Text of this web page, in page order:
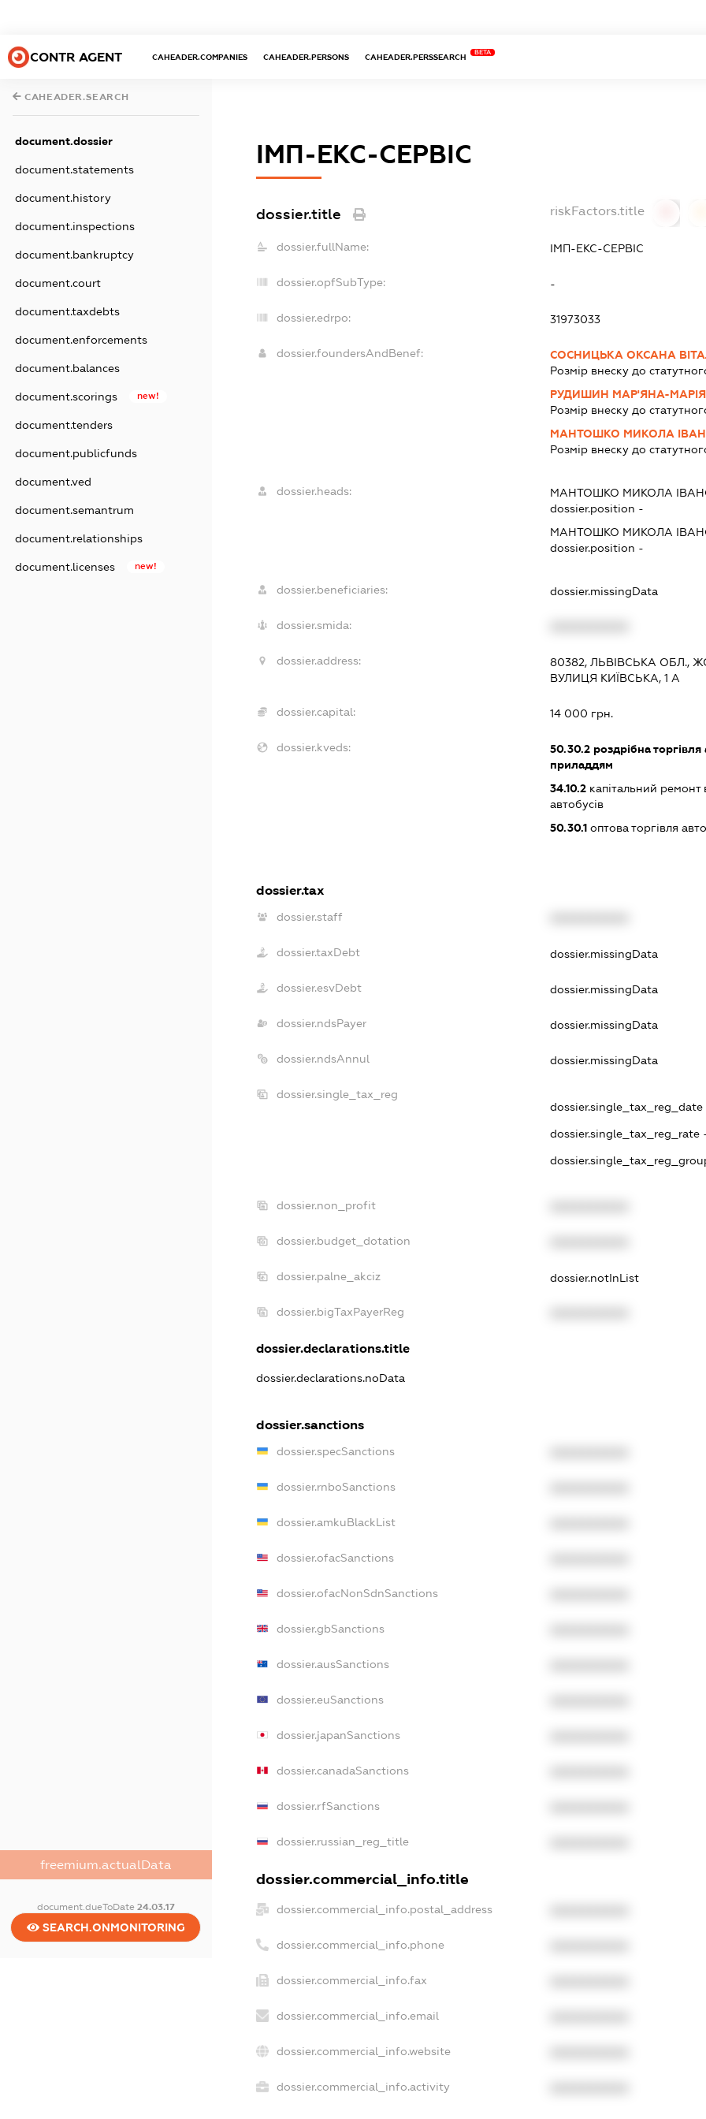
CONTR AGENT CAHEADER.COMPANIES CAHEADER.PERSONS CAHEADER.PERSSEARCH
BETA
CAHEADER.SEARCH
document.dossier
document.statements
document.history
document.inspections
document.bankruptcy
document.court
document.taxdebts
document.enforcements
document.balances
document.scorings new!
document.tenders
document.publicfunds
document.ved
document.semantrum
document.relationships
document.licenses new!
freemium.actualData
document.dueToDate 24.03.17
SEARCH.ONMONITORING
ІМП-ЕКС-СЕРВІС
dossier.title riskFactors.title
dossier.fullName: ІМП-ЕКС-СЕРВІС
dossier.opfSubType: -
dossier.edrpo: 31973033
dossier.foundersAndBenef:
СОСНИЦЬКА ОКСАНА
Розмір внеску до
РУДИШИН МАР'ЯНА-МАРІЯ
Розмір внеску до
МАНТОШКО МИКОЛА
Розмір внеску до
dossier.heads: МАНТОШКО МИКОЛА
dossier.position -
МАНТОШКО МИКОЛА
dossier.position -
dossier.beneficiaries: dossier.missingData
dossier.smida:
dossier.address:
80382, ЛЬВІВСЬКА ОБЛ.,
ВУЛИЦЯ КИЇВСЬКА, 1 А
dossier.capital: 14 000 грн.
dossier.kveds: 50.30.2роздрібна
приладдям
34.10.2капітальний ремонт
автобусів
50.30.1оптова торгівля
dossier.tax
dossier.staff
dossier.taxDebt dossier.missingData
dossier.esvDebt dossier.missingData
dossier.ndsPayer dossier.missingData
dossier.ndsAnnul dossier.missingData
dossier.single_tax_reg
dossier.single_tax_reg_date -
dossier.single_tax_reg_rate
dossier.non_profit
dossier.budget_dotation
dossier.palne_akciz dossier.notInList
dossier.bigTaxPayerReg
dossier.declarations.title
dossier.declarations.noData
dossier.sanctions
dossier.specSanctions
dossier.rnboSanctions
dossier.amkuBlackList
dossier.ofacSanctions
dossier.ofacNonSdnSanctions
dossier.gbSanctions
dossier.ausSanctions
dossier.euSanctions
dossier.japanSanctions
dossier.canadaSanctions
dossier.rfSanctions
dossier.russian_reg_title
dossier.commercial_info.title
dossier.commercial_info.postal_address
dossier.commercial_info.phone
dossier.commercial_info.fax
dossier.commercial_info.email
dossier.commercial_info.website
dossier.commercial_info.activity